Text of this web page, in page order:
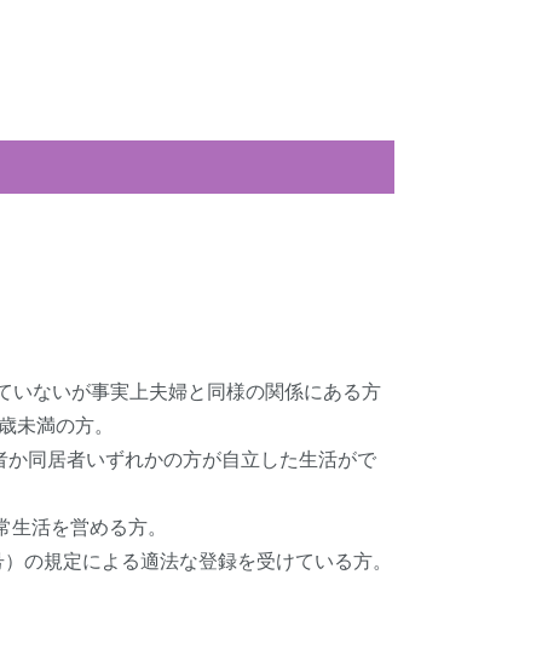
いないが事実上夫婦と同様の関係にある方
未満の方。
同居者いずれかの方が自立した生活がで
活を営める方。
の規定による適法な登録を受けている方。